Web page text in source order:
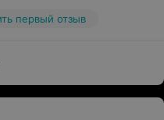
первый отзыв